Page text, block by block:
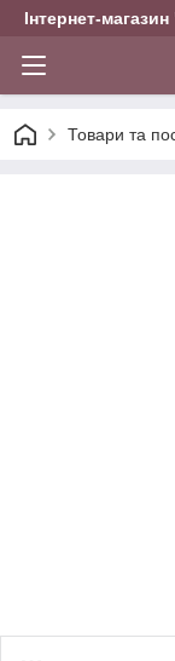
Інтернет-
Товари та